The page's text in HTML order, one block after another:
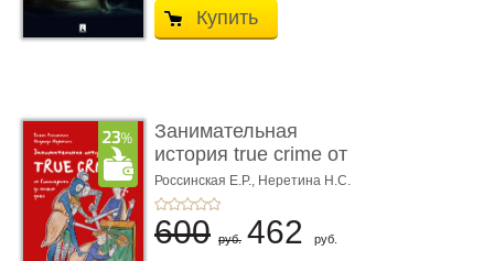
Купить
Занимательная
история true crime от
Гиппократа до � ...
Россинская Е.Р., Неретина Н.С.
600 руб. 462 руб.